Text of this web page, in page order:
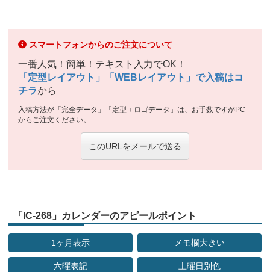
スマートフォンからのご注文について
一番人気！簡単！テキスト入力でOK！
「定型レイアウト」「WEBレイアウト」で入稿はコ
チラから
入稿方法が「完全データ」「定型＋ロゴデータ」は、お手数ですがPC
からご注文ください。
このURLをメールで送る
「IC-268」カレンダーのアピールポイント
1ヶ月表示 メモ欄大きい
六曜表記 土曜日別色